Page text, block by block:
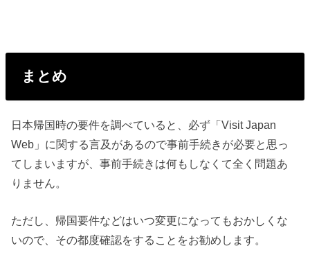
まとめ
日本帰国時の要件を調べていると、必ず「Visit Japan
Web」に関する言及があるので事前手続きが必要と思っ
てしまいますが、事前手続きは何もしなくて全く問題あ
りません。
ただし、帰国要件などはいつ変更になってもおかしくな
いので、その都度確認をすることをお勧めします。